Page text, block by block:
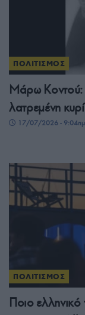
ΠΟΛΙΤΙΣΜΟΣ
Μάρω Κοντού:
λατρεμένη
17/07/2026 - 9:04πμ
ΠΟΛΙΤΙΣΜΟΣ
Ποιο ελληνικό